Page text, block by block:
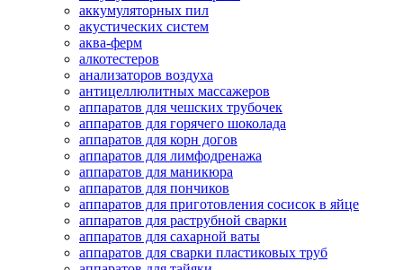
аккумуляторных пил
акустических систем
аква-ферм
алкотестеров
анализаторов воздуха
антицеллюлитных массажеров
аппаратов для чешских трубочек
аппаратов для горячего шоколада
аппаратов для корн догов
аппаратов для лимфодренажа
аппаратов для маникюра
аппаратов для пончиков
аппаратов для приготовления сосисок в яйце
аппаратов для раструбной сварки
аппаратов для сахарной ваты
аппаратов для сварки пластиковых труб